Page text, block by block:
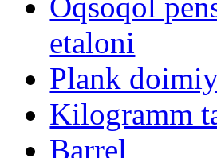
Oqsoqol
etaloni
Plank
Kilogramm
Barrel